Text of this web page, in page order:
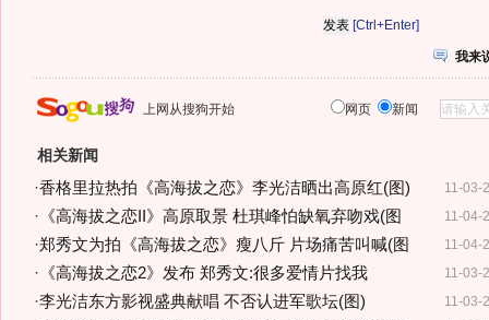
[Ctrl+Enter]
我来
上网从搜狗开始 网页 新闻
相关新闻
11-03-
·香格里拉热拍《高海拔之恋》李光洁晒出高原红(图)
11-04-
· 《高海拔之恋II》高原取景 杜琪峰怕缺氧弃吻戏(图
11-04-
·郑秀文为拍《高海拔之恋》瘦八斤 片场痛苦叫喊(图
11-03-
· 《高海拔之恋2》发布 郑秀文:很多爱情片找我
11-03-
·李光洁东方影视盛典献唱 不否认进军歌坛(图)